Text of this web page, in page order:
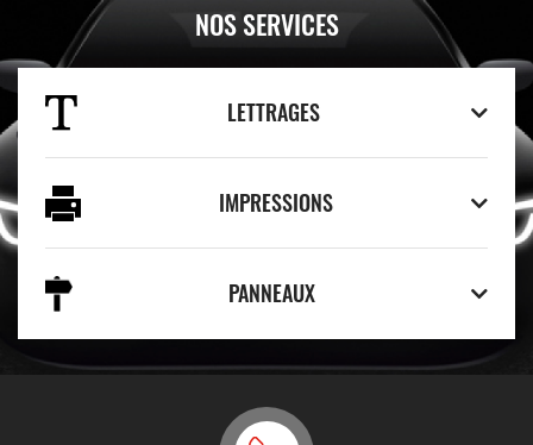
NOS SERVICES
LETTRAGES
IMPRESSIONS
PANNEAUX